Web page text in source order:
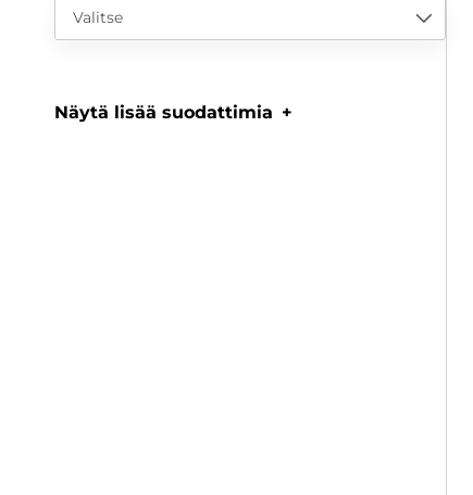
Valitse
Näytä lisää suodattimia